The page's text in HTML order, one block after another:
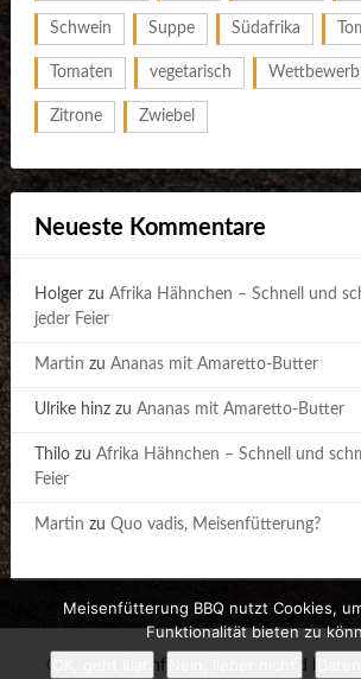
Schwein Suppe Südafrika
Tomaten vegetarisch Wettbewerb
Zitrone Zwiebel
Neueste Kommentare
Holgerzu Afrika Hähnchen – Schnell und
jeder Feier
Martin zu Ananas mit Amaretto-Butter
Ulrike hinzzu Ananas mit Amaretto-Butter
Thilozu Afrika Hähnchen – Schnell und
Feier
Martin zu Quo vadis, Meisenfütterung?
© 2026 Meisenfütterung | Powered by
Meisenfütterung BBQ nutzt Cookies,
Funktionalität bieten zu